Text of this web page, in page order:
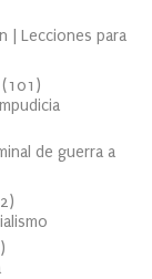
| Lecciones para
(101 )
de guerra a
)
)